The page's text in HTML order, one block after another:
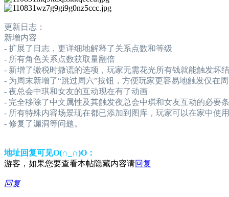
更新日志：
新增内容
- 扩展了日志，更详细地解释了关系点数和等级
- 所有角色关系点数获取量翻倍
- 新增了缴税时撒谎的选项，玩家无需花光所有钱就能触发坏
- 为周末新增了“跳过周六”按钮，方便玩家更容易地触发仅在
- 夜总会中琪和女友的互动现在有了动画
- 完全移除了中文属性及其触发夜总会中琪和女友互动的必要
- 所有特殊内容场景现在都已添加到图库，玩家可以在家中使
- 修复了漏洞等问题。
地址回复可见O(∩_∩)O：
游客，如果您要查看本帖隐藏内容请回复
回复